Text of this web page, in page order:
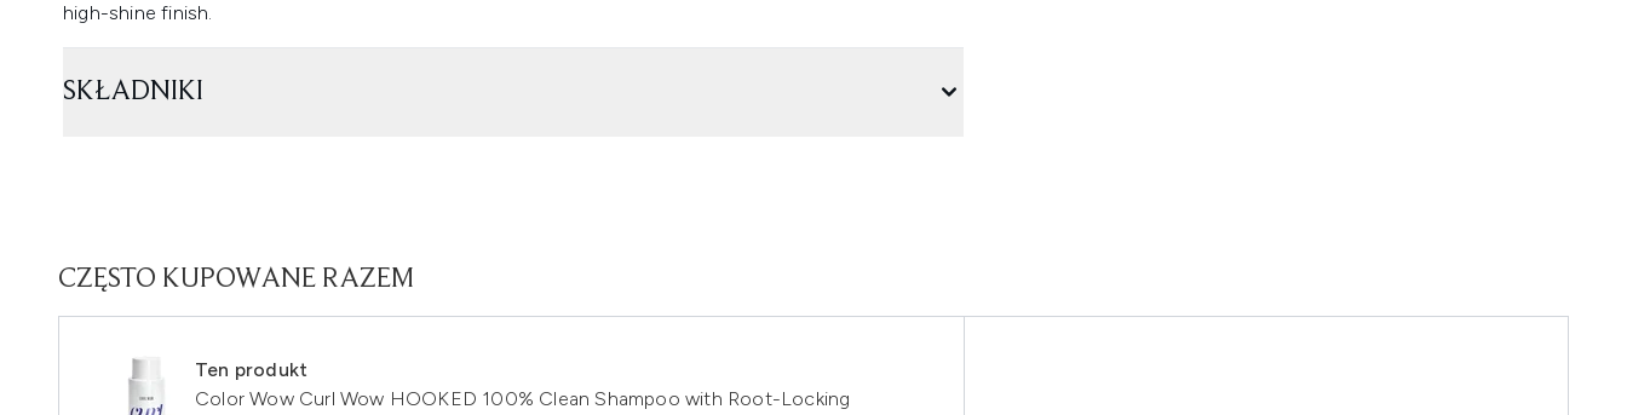
high-shine finish.
SKŁADNIKI
CZĘSTO KUPOWANE RAZEM
Ten produkt
Color Wow Curl Wow HOOKED 100% Clean Shampoo with Root-Locking